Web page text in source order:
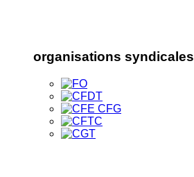
organisations syndicales